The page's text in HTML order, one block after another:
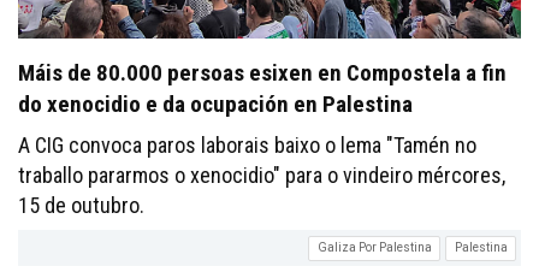
Máis de 80.000 persoas esixen en Compostela a fin
do xenocidio e da ocupación en Palestina
A CIG convoca paros laborais baixo o lema "Tamén no
traballo pararmos o xenocidio" para o vindeiro mércores,
15 de outubro.
Galiza Por Palestina Palestina